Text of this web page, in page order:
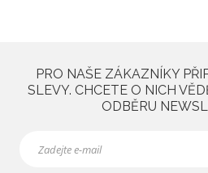
PRO NAŠE ZÁKAZNÍKY
SLEVY. CHCETE O NICH
ODBĚRU